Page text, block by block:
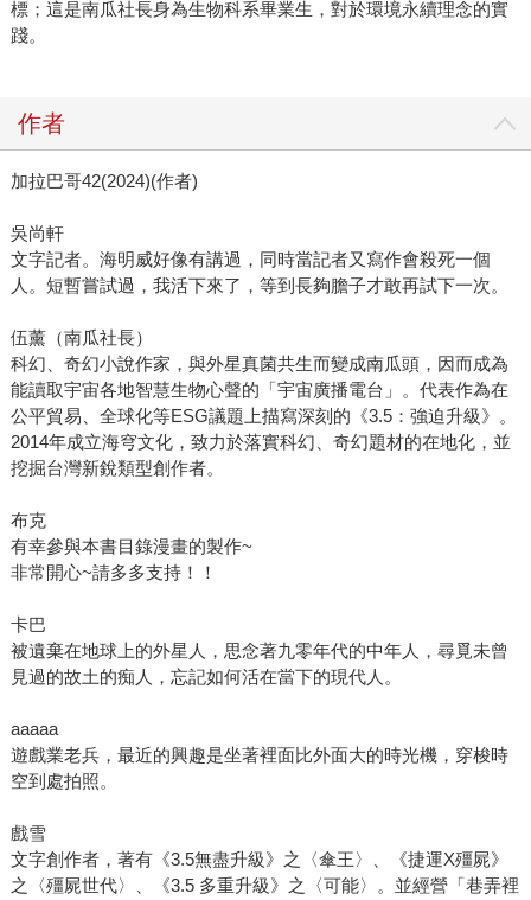
標；這是南瓜社長身為生物科系畢業生，對於環境永續理念的實
踐。
作者
加拉巴哥42(2024)(作者)
吳尚軒
文字記者。海明威好像有講過，同時當記者又寫作會殺死一個
人。短暫嘗試過，我活下來了，等到長夠膽子才敢再試下一次。
伍薰（南瓜社長）
科幻、奇幻小說作家，與外星真菌共生而變成南瓜頭，因而成為
能讀取宇宙各地智慧生物心聲的「宇宙廣播電台」。代表作為在
公平貿易、全球化等ESG議題上描寫深刻的《3.5：強迫升級》。
2014年成立海穹文化，致力於落實科幻、奇幻題材的在地化，並
挖掘台灣新銳類型創作者。
布克
有幸參與本書目錄漫畫的製作~
非常開心~請多多支持！！
卡巴
被遺棄在地球上的外星人，思念著九零年代的中年人，尋覓未曾
見過的故土的痴人，忘記如何活在當下的現代人。
aaaaa
遊戲業老兵，最近的興趣是坐著裡面比外面大的時光機，穿梭時
空到處拍照。
戲雪
文字創作者，著有《3.5無盡升級》之〈傘王〉、《捷運X殭屍》
之〈殭屍世代〉、《3.5 多重升級》之〈可能〉。並經營「巷弄裡